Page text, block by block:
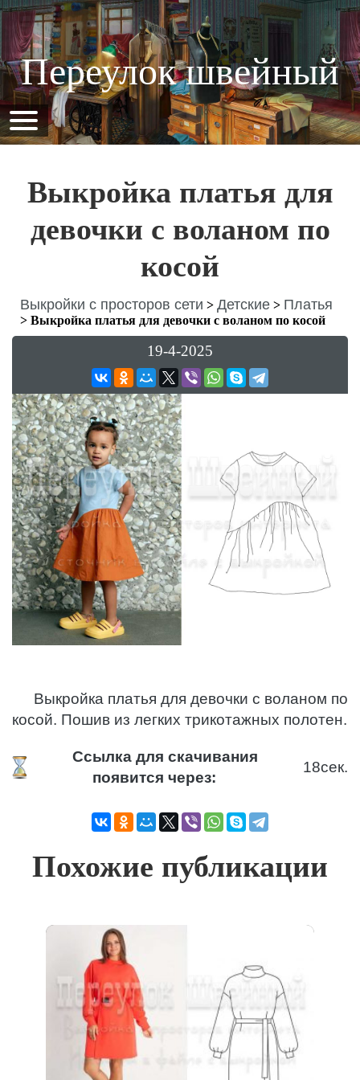
Переулок швейный
Выкройка платья для
девочки с воланом по
косой
Выкройки с просторов сети > Детские > Платья
> Выкройка платья для девочки с воланом по косой
19-4-2025
Выкройка платья для девочки с воланом по
косой. Пошив из легких трикотажных полотен.
Ссылка для скачивания
появится через:
18сек.
Похожие публикации